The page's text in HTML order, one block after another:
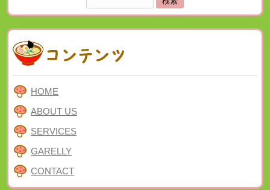
索:
HOME
ABOUT US
SERVICES
GARELLY
CONTACT